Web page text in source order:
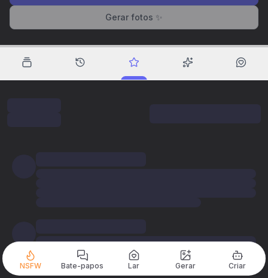
Gerar fotos ✨
NSFW Bate-papos Lar Gerar Criar